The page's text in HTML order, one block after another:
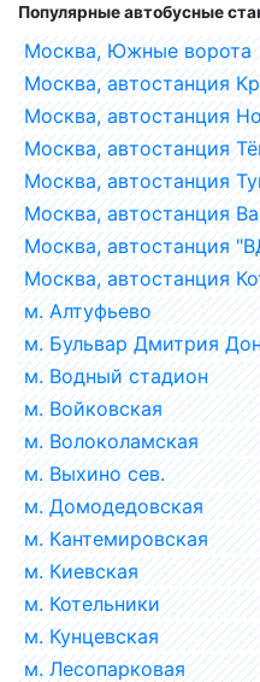
Популярные автобусные
Москва, Южные ворота
Москва, автостанция
Москва, автостанция
Москва, автостанция
Москва, автостанция
Москва, автостанция
Москва, автостанция
Москва, автостанция
м. Алтуфьево
м. Бульвар Дмитрия
м. Водный стадион
м. Войковская
м. Волоколамская
м. Выхино сев.
м. Домодедовская
м. Кантемировская
м. Киевская
м. Котельники
м. Кунцевская
м. Лесопарковая